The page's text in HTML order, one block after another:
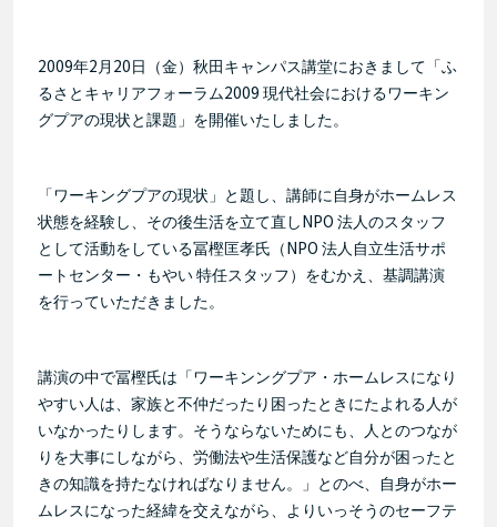
2009年2 月 20 日（金） 秋田キャンパス講堂におきまして「ふ
るさとキャリアフォーラム2009 現代社会におけるワーキン
グプアの現状と課題」を開催いたしました。
「ワーキングプアの現状」と題し、講師に自身がホームレス
状態を経験し、その後生活を立て直し NPO 法人のスタッフ
として活動をしている冨樫匡孝氏（ NPO 法人自立生活サポ
ートセンター・もやい 特任スタッフ）をむかえ、基調講演
を行っていただきました。
講演の中で冨樫氏は「ワーキンングプア・ホームレスになり
やすい人は、家族と不仲だったり困ったときにたよれる人が
いなかったりします。そうならないためにも、人とのつなが
りを大事にしながら、労働法や生活保護など自分が困ったと
きの知識を持たなければなりません。」とのべ、自身がホー
ムレスになった経緯を交えながら、よりいっそうのセーフテ